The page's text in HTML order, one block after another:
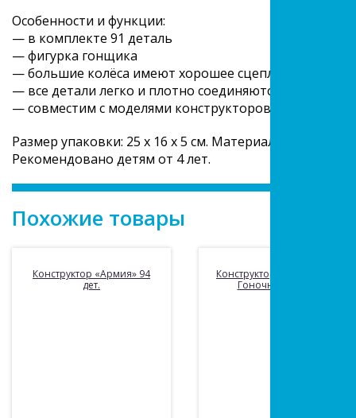
Особенности и функции:
— в комплекте 91 деталь
— фигурка гонщика
— большие колёса имеют хорошее сцепление с
— все детали легко и плотно соединяются между
— совместим с моделями конструкторов мировых
Размер упаковки: 25 x 16 x 5 см. Материал пластмасса.
Рекомендовано детям от 4 лет.
Похожие товары
Конструктор «Армия» 94
дет.
Конструктор «Автогонки»,
Гоночный болид